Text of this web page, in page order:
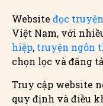
Website đọc truyện
Việt Nam, với
hiệp, truyện ngôn
chọn lọc và đăng
Truy cập website
quy định và điều